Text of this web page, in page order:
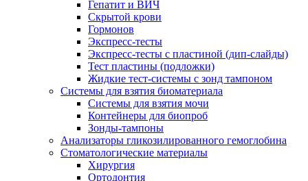
Гепатит и ВИЧ
Скрытой крови
Гормонов
Экспресс-тесты
Экспресс-тесты с пластиной (дип-слайды)
Тест пластины (подложки)
Жидкие тест-системы с зонд тампоном
Системы для взятия биоматериала
Системы для взятия мочи
Контейнеры для биопроб
Зонды-тампоны
Анализаторы гликозилированного гемоглобина
Стоматологические материалы
Хирургия
Ортодонтия